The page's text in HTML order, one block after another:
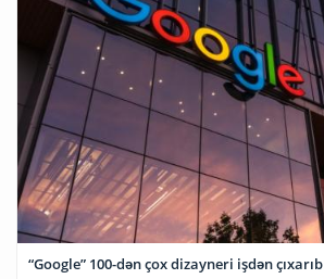
“Google” 100-dən çox dizayneri işdən çıxarıb